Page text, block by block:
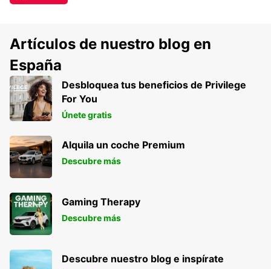
Artículos de nuestro blog en
España
Desbloquea tus beneficios de Privilege
For You
Únete gratis
Alquila un coche Premium
Descubre más
Gaming Therapy
Descubre más
Descubre nuestro blog e inspírate